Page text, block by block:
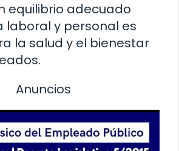
equilibrio adecuado
laboral y personal es
la salud y el bienestar
Anuncios